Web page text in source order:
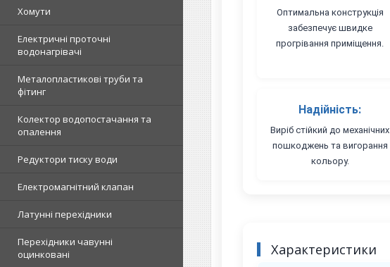
Хомути
Електричні проточні
водонагрівачі
Металопластикові труби та
фітинг
Колектор водопостачання та
опалення
Редуктори тиску води
Електромагнітний клапан
Латунні перехідники
Перехідники чавунні
оцинковані
Оптимальна конструкція
забезпечує швидке
прогрівання приміщення.
Надійність:
Виріб стійкий до механічних
пошкоджень та вигорання
кольору.
Характеристики